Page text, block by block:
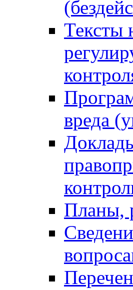
Тексты
вреда
Планы,